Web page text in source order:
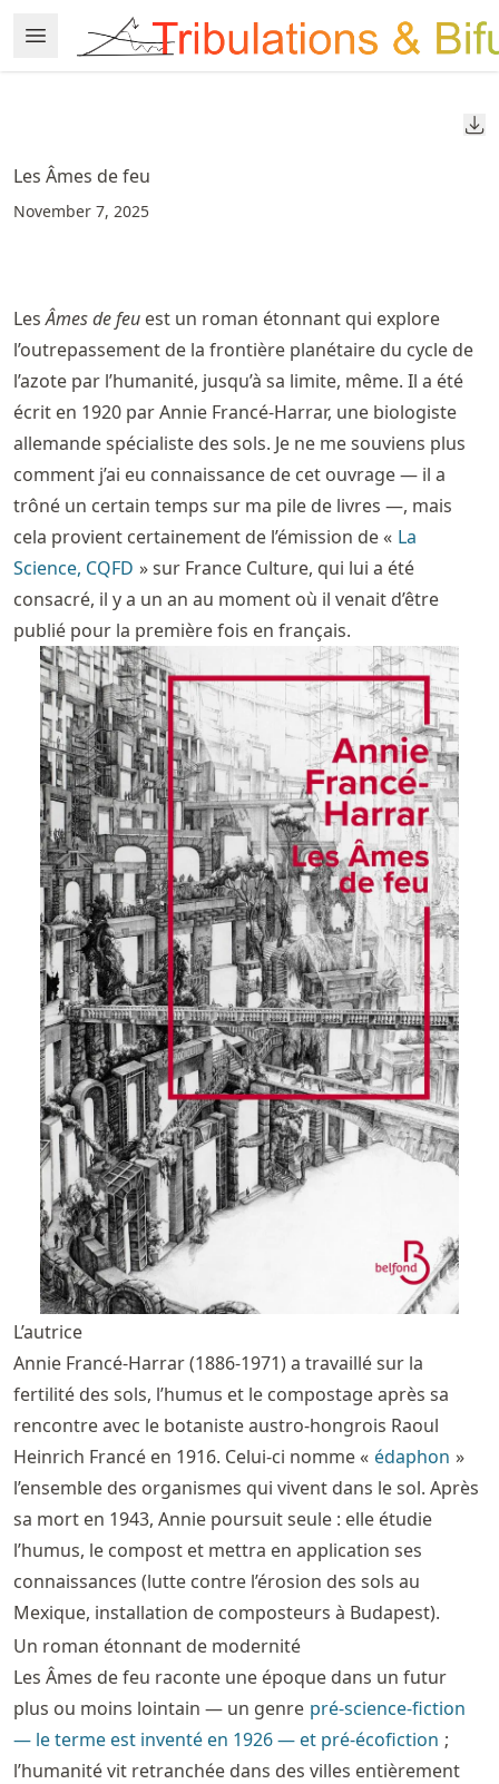
to
article
to
content
Open Menu
Made with MyST
Les Âmes de feu
November 7, 2025
LesÂmes de feu est un roman étonnant qui explore
l’outrepassement de la frontière planétaire du cycle de
l’azote par l’humanité, jusqu’à sa limite, même. Il a été
écrit en 1920 par Annie Francé-Harrar, une biologiste
allemande spécialiste des sols. Je ne me souviens plus
comment j’ai eu connaissance de cet ouvrage — il a
trôné un certain temps sur ma pile de livres —, mais
cela provient certainement de l’émission de « La
Science, CQFD » sur France Culture, qui lui a été
consacré, il y a un an au moment où il venait d’être
publié pour la première fois en français.
L’autrice
Annie Francé-Harrar (1886-1971) a travaillé sur la
fertilité des sols, l’humus et le compostage après sa
rencontre avec le botaniste austro-hongrois Raoul
Heinrich Francé en 1916. Celui-ci nomme « édaphon »
l’ensemble des organismes qui vivent dans le sol. Après
sa mort en 1943, Annie poursuit seule : elle étudie
l’humus, le compost et mettra en application ses
connaissances (lutte contre l’érosion des sols au
Mexique, installation de composteurs à Budapest).
Un roman étonnant de modernité
Les Âmes de feu raconte une époque dans un futur
plus ou moins lointain — un genre pré-science-fiction
— le terme est inventé en 1926 — et pré-écofiction ;
l’humanité vit retranchée dans des villes entièrement